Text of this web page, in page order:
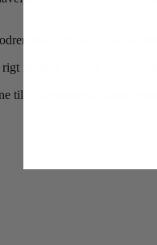
hele året rundt, da de
fugleliv i haven hele året
til at forplante sig samt